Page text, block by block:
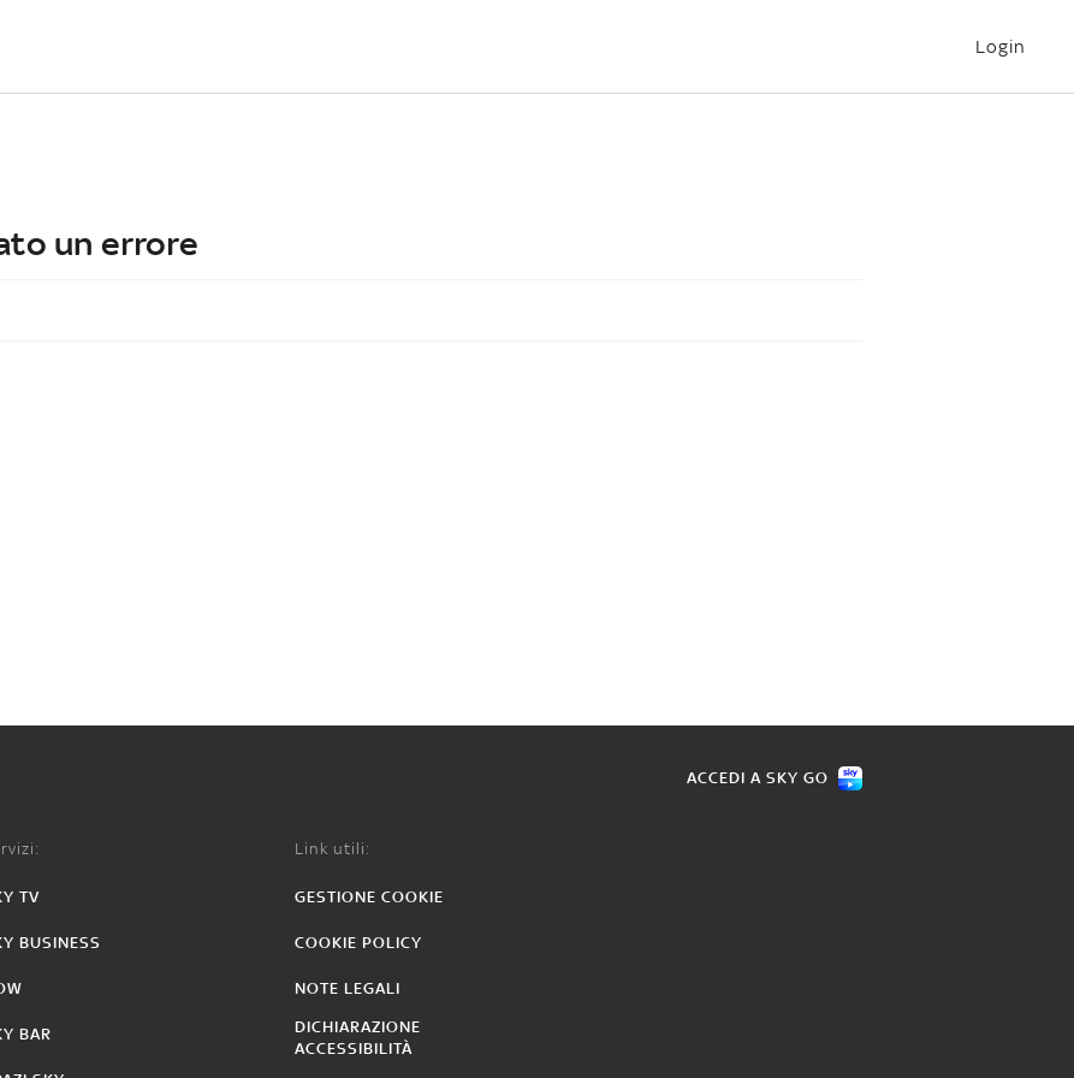
Login
un errore
ACCEDI A SKY GO
TV
BUSINESS
BAR
Link utili:
GESTIONE COOKIE
COOKIE POLICY
NOTE LEGALI
DICHIARAZIONE
ACCESSIBILITÀ